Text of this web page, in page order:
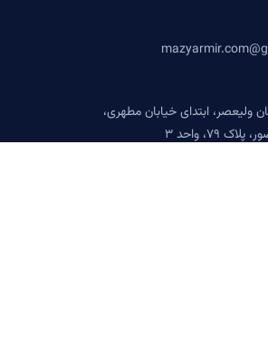
ولیعصر، ابتدای خیابان مطهری،
۷۹، واحد ۳